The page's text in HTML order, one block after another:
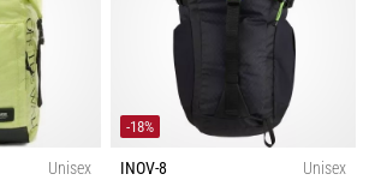
Unisex
-18%
INOV-8
Unisex